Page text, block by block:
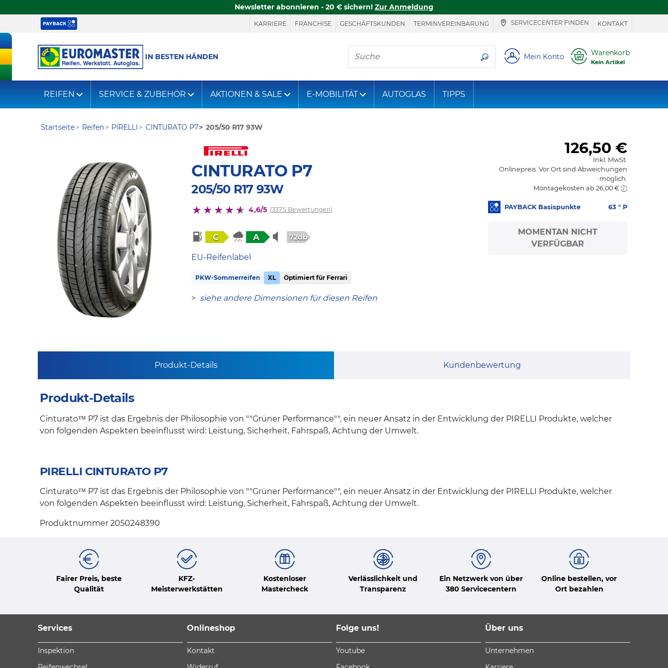
Newsletter abonnieren - 20 € sichern! Zur Anmeldung
KARRIERE FRANCHISE GESCHÄFTSKUNDEN TERMINVEREINBARUNG SERVICECENTER FINDEN KONTAKT
IN BESTEN HÄNDEN
Hier finden Sie, was Sie suchen
Mein Konto Warenkorb
Kein Artikel
REIFEN SERVICE & ZUBEHÖR AKTIONEN & SALE E-MOBILITÄT AUTOGLAS TIPPS
Startseite Reifen PIRELLI CINTURATO P7 205/50 R17 93W
CINTURATO P7
205/50 R17 93W
4,6/5 (3375 Bewertungen)
C A 72db
EU-Reifenlabel
PKW-Sommerreifen XL Optimiert für Ferrari
> siehe andere Dimensionen für diesen Reifen
126,50 €
Inkl. MwSt.
Onlinepreis. Vor Ort sind Abweichungen
möglich.
Montagekosten ab 26,00 €
PAYBACK Basispunkte 63 ° P
MOMENTAN NICHT
VERFÜGBAR
Produkt-Details Kundenbewertung
Produkt-Details
Cinturato™ P7 ist das Ergebnis der Philosophie von ""Grüner Performance"", ein neuer Ansatz in der Entwicklung der PIRELLI Produkte, welcher
von folgenden Aspekten beeinflusst wird: Leistung, Sicherheit, Fahrspaß, Achtung der Umwelt.
PIRELLI CINTURATO P7
Cinturato™ P7 ist das Ergebnis der Philosophie von ""Grüner Performance"", ein neuer Ansatz in der Entwicklung der PIRELLI Produkte, welcher
von folgenden Aspekten beeinflusst wird: Leistung, Sicherheit, Fahrspaß, Achtung der Umwelt.
Produktnummer 2050248390
Fairer Preis, beste
Qualität
KFZ-
Meisterwerkstätten
Kostenloser
Mastercheck
Verlässlichkeit und
Transparenz
Ein Netzwerk von über
380 Servicecentern
Online bestellen, vor
Ort bezahlen
Services
Inspektion
Onlineshop
Kontakt
Folge uns!
Youtube
Über uns
Unternehmen